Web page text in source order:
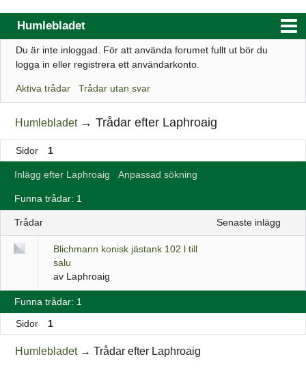
Humlebladet
Index
Regler
Sök
Registrera ett konto
Logga in
Webbutik
Du är inte inloggad. För att använda forumet fullt ut bör du
logga in eller registrera ett användarkonto.
Aktiva trådar Trådar utan svar
Humlebladet →Trådar efter Laphroaig
Sidor 1
Inlägg efter Laphroaig Anpassad sökning
Funna trådar: 1
Trådar senaste inlägg
Blichmann konisk jästank 102 l till
salu
av Laphroaig
Funna trådar: 1
Sidor 1
Humlebladet →Trådar efter Laphroaig